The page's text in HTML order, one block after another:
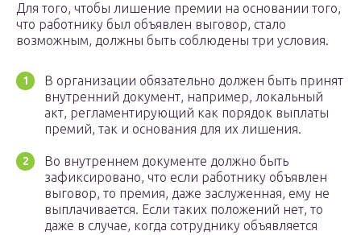
Для того, чтобы лишение премии на основании того,
что работнику был объявлен выговор, стало
возможным, должны быть соблюдены три условия.
В организации обязательно должен быть принят
внутренний документ, например, локальный
акт, регламентирующий как порядок выплаты
премий, так и основания для их лишения.
Во внутреннем документе должно быть
зафиксировано, что если работнику объявлен
выговор, то премия, даже заслуженная, ему не
выплачивается. Если таких положений нет, то
даже в случае, когда сотруднику объявляется